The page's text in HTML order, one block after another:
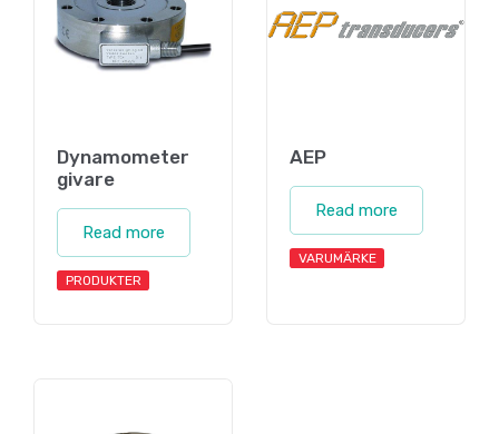
Dynamometer
givare
Read more
PRODUKTER
AEP
Read more
VARUMÄRKE